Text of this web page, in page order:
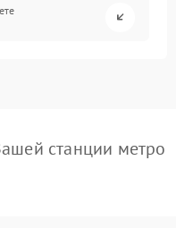
станции метро